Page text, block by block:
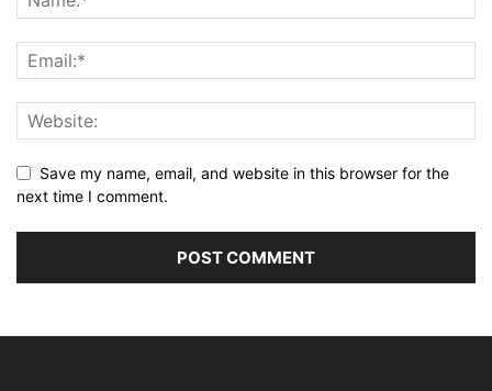
Save my name, email, and website in this browser for the
next time I comment.